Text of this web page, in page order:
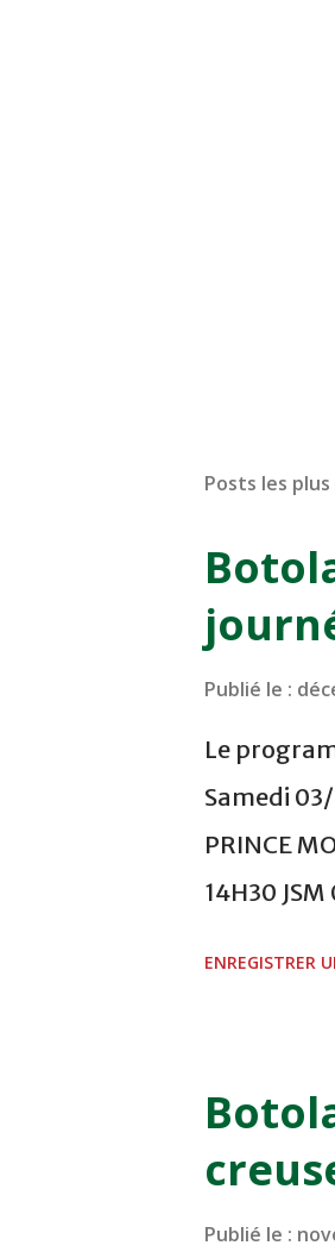
Posts les
Publié le :
Le
Samedi 03/
PRINCE
14H30 JSM
finale de la
ENREGISTRER
Publié le :